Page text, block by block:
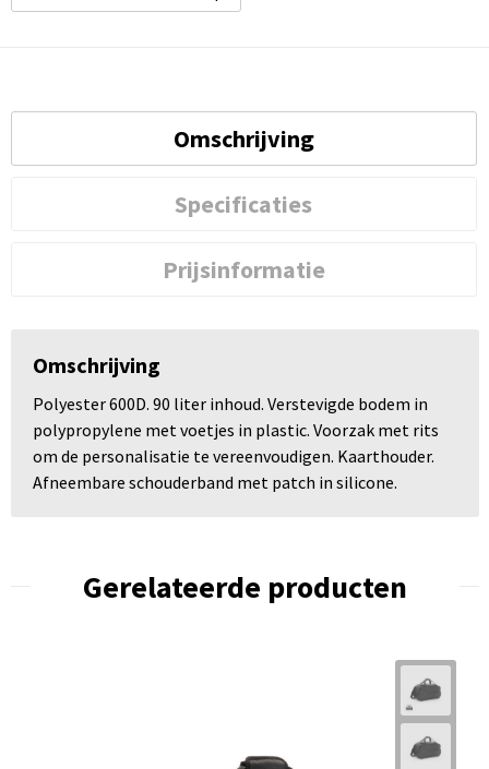
Omschrijving
Specificaties
Prijsinformatie
Omschrijving
Polyester 600D. 90 liter inhoud. Verstevigde bodem in
polypropylene met voetjes in plastic. Voorzak met rits
om de personalisatie te vereenvoudigen. Kaarthouder.
Afneembare schouderband met patch in silicone.
Gerelateerde producten